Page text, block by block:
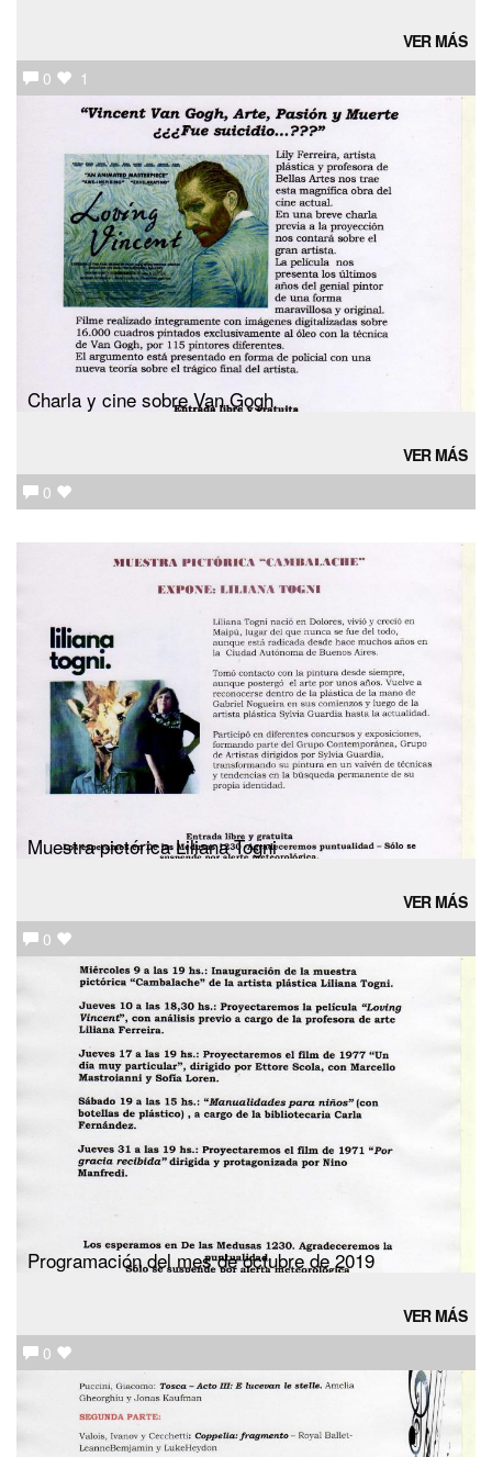
VER MÁS
0
1
Charla y cine sobre Van Gogh
VER MÁS
0
Muestra pictórica Liliana Togni
VER MÁS
0
Programación del mes de octubre de 2019
VER MÁS
0